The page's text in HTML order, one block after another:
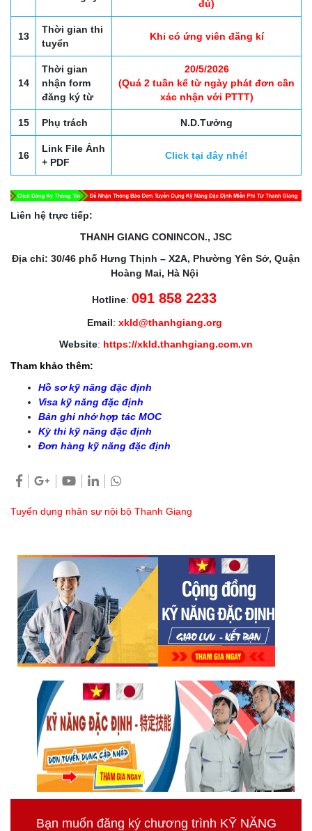
đủ)
13
Thời gian thi
tuyển
Khi có ứng viên đăng kí
14
Thời gian
nhận form
đăng ký từ
20/5/2026
(Quá 2 tuần kể từ ngày phát đơn cần
xác nhận với PTTT)
15 Phụ trách N.D.Tưởng
16
Link File Ảnh
+ PDF
Click tại đây nhé!
Liên hệ trực tiếp:
THANH GIANG CONINCON., JSC
Địa chỉ: 30/46 phố Hưng Thịnh – X2A, Phường Yên Sở, Quận
Hoàng Mai, Hà Nội
Hotline: 091 858 2233
Email: xkld@thanhgiang.org
Website: https://xkld.thanhgiang.com.vn
Tham khảo thêm:
Hồ sơ kỹ năng đặc định
Visa kỹ năng đặc định
Bản ghi nhớ hợp tác MOC
Kỳ thi kỹ năng đặc định
Đơn hàng kỹ năng đặc định
Tuyển dụng nhân sự nội bộ Thanh Giang
Bạn muốn đăng ký chương trình KỸ NĂNG